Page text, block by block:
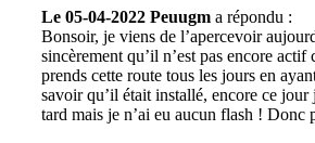
Le 05-04-2022 Peuugm a répondu :
Bonsoir, je viens de l’apercevoir
sincèrement qu’il n’est pas encore
prends cette route tous les jours en
savoir qu’il était installé, encore ce jour
tard mais je n’ai eu aucun flash ! Donc